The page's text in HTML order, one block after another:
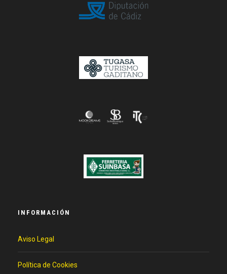
INFORMACIÓN
Aviso Legal
Política de Cookies